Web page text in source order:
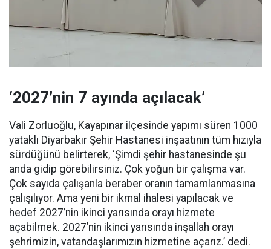
‘2027’nin 7 ayında açılacak’
Vali Zorluoğlu, Kayapınar ilçesinde yapımı süren 1000
yataklı Diyarbakır Şehir Hastanesi inşaatının tüm hızıyla
sürdüğünü belirterek, ‘Şimdi şehir hastanesinde şu
anda gidip görebilirsiniz. Çok yoğun bir çalışma var.
Çok sayıda çalışanla beraber oranın tamamlanmasına
çalışılıyor. Ama yeni bir ikmal ihalesi yapılacak ve
hedef 2027’nin ikinci yarısında orayı hizmete
açabilmek. 2027’nin ikinci yarısında inşallah orayı
şehrimizin, vatandaşlarımızın hizmetine açarız.’ dedi.